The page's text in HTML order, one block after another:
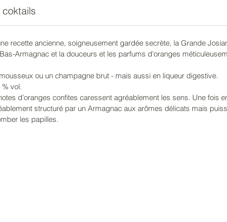
un vin
avec du
de
café
- En
recette ancienne, soigneusement gardée secrète, la Grande
Armagnac et la douceurs et les parfums d'oranges
ou un champagne brut - mais aussi en liqueur digestive.
vol.
d’oranges confites caressent agréablement les sens. Une fois
structuré par un Armagnac aux arômes délicats mais
les papilles.